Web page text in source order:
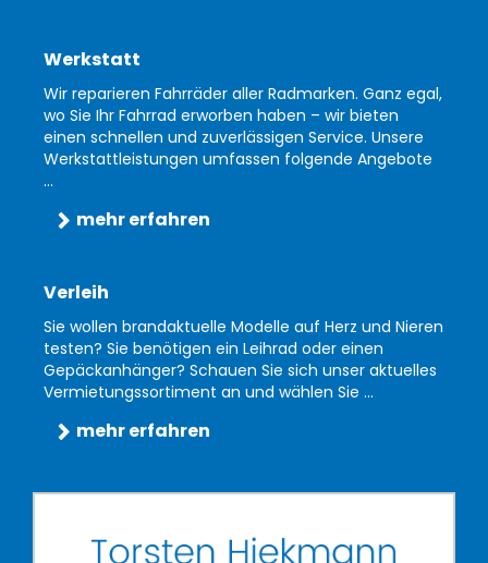
Werkstatt
Wir reparieren Fahrräder aller Radmarken. Ganz egal,
wo Sie Ihr Fahrrad erworben haben – wir bieten
einen schnellen und zuverlässigen Service. Unsere
Werkstattleistungen umfassen folgende Angebote
...
mehr erfahren
Verleih
Sie wollen brandaktuelle Modelle auf Herz und Nieren
testen? Sie benötigen ein Leihrad oder einen
Gepäckanhänger? Schauen Sie sich unser aktuelles
Vermietungssortiment an und wählen Sie ...
mehr erfahren